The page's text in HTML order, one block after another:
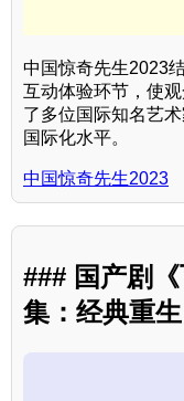
中国惊奇先生2023
互动体验环节，使
了多位国际知名艺
国际化水平。
中国惊奇先生2023
### 国产剧
集：经典重